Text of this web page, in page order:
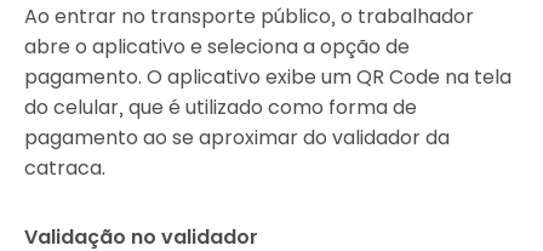
Ao entrar no transporte público, o trabalhador
abre o aplicativo e seleciona a opção de
pagamento. O aplicativo exibe um QR Code na tela
do celular, que é utilizado como forma de
pagamento ao se aproximar do validador da
catraca.
Validação no validador